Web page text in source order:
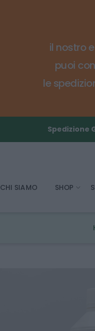
il nostro
puoi
le
Spedizione
CHI SIAMO SHOP